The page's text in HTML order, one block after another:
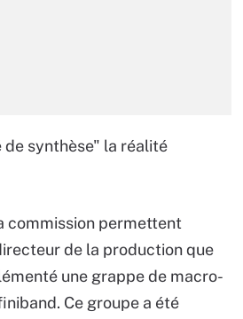
synthèse" la réalité
commission permettent
de la production que
une grappe de macro-
Ce groupe a été